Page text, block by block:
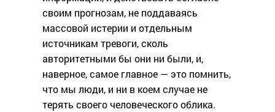
своим прогнозам, не поддаваясь
массовой истерии и отдельным
источникам тревоги, сколь
авторитетными бы они ни были, и,
наверное, самое главное — это помнить,
что мы люди, и ни в коем случае не
терять своего человеческого облика.